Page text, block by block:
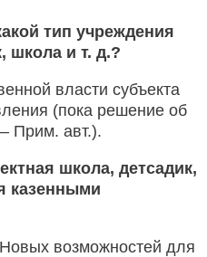
тип учреждения
школа и т. д.?
власти субъекта
(пока решение об
Прим. авт.).
школа, детсадик,
казенными
возможностей для